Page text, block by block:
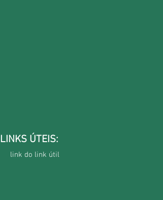
LINKS ÚTEIS:
link do link útil